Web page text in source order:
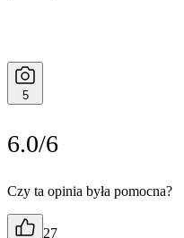
5
6.0/6
Czy ta opinia była pomocna?
27